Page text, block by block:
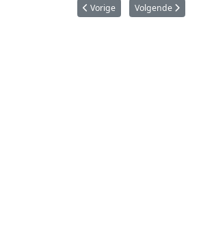
Vorig artikel: Pocket Sky Atlas
Vorige Volgende
Volgende